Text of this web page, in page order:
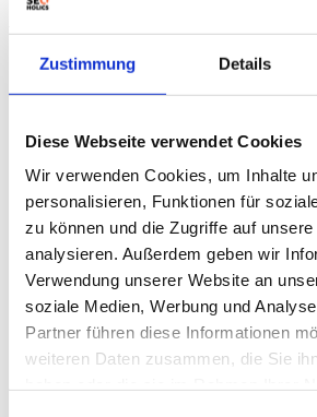
Zustimmung Details
Diese Webseite verwendet Cookies
Wir verwenden Cookies, um Inhalte
personalisieren, Funktionen für
zu können und die Zugriffe auf
analysieren. Außerdem geben wir
Verwendung unserer Website an
soziale Medien, Werbung und
Partner führen diese Informationen
weiteren Daten zusammen, die Sie
Was bedeutet das für Dich?
Artikel anhand von Engagement-
identifizieren.
Skripterstellung auf die wichtigsten
Originalartikel. Priorisiere Hook,
Action (falls zutreffend).
Plattform-spezifische Formate
Videolänge und -struktur an die
Erstelle separate Versionen für
Reels und TikTok.
Hook-Formeln nutzen: Beginne
Statistiken, Fragen oder direkten
für den Zuschauer, um die
Daten regelmäßig prüfen:Bei